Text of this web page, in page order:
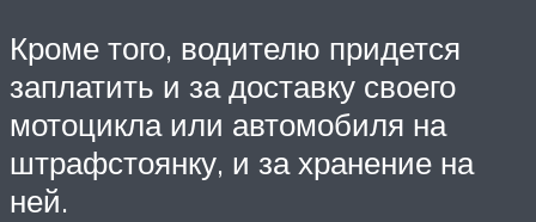
Кроме того, водителю придется
заплатить и за доставку своего
мотоцикла или автомобиля на
штрафстоянку, и за хранение на
ней.